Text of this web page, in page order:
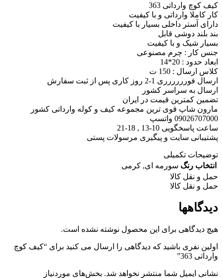
کیف کوچ وارداتی 363
کار کاملا وارداتی و با کیفیت
دارای آستر داخلی بسیار با کیفیت
بند بلند دوشی قابل
بسیار شیک و با کیفیت
جنس کار : چرم مصنوعی
ابعاد حدود : 20*14
کلاس ارسال : 150 ت
ارسال فورررررری 1-2 روز کاری پس از ثبت سفارش
ارسال به سراسر کشور
تضمین کمترین قیمت در ایران
مارون شاپ قوی ترین مجموعه کیف و کوله وارداتی کشور
09026707000 واتسپ
ساعت پاسخگویی 10-13 , 18-21
پشتیبانی سایت و پیگیری مرسولات پستی
توضیحات تکمیلی
انتخاب رنگ سورمه ای, کرمی
حمل و نقل کالا
حمل و نقل کالا
دیدگاهها
هیچ دیدگاهی برای این محصول نوشته نشده است.
اولین نفری باشید که دیدگاهی را ارسال می کنید برای “کیف کوچ
وارداتی 363”
نشانی ایمیل شما منتشر نخواهد شد. بخش‌های موردنیاز